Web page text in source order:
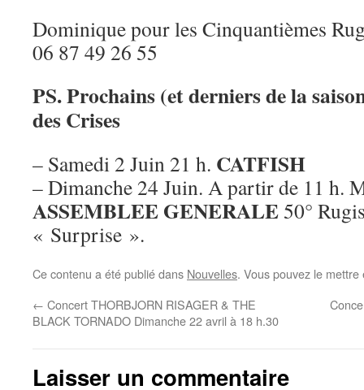
Dominique pour les Cinquantièmes
06 87 49 26 55
PS. Prochains (et derniers de la
des Crises
– Samedi 2 Juin 21 h. CATFISH
– Dimanche 24 Juin. A partir de 11 h.
ASSEMBLEE GENERALE 50°
« Surprise ».
Ce contenu a été publié dans Nouvelles. Vous pouvez le
← Concert THORBJORN RISAGER & THE
BLACK TORNADO Dimanche 22 avril à 18 h.30
Laisser un commentaire